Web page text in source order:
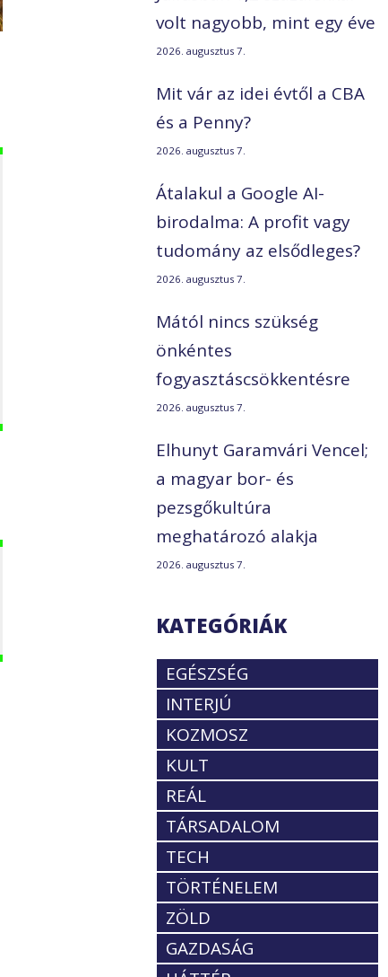
volt nagyobb, mint egy éve
2026. augusztus 7.
Mit vár az idei évtől a CBA
és a Penny?
2026. augusztus 7.
Átalakul a Google AI-
birodalma: A profit vagy
tudomány az elsődleges?
2026. augusztus 7.
Mától nincs szükség
önkéntes
fogyasztáscsökkentésre
2026. augusztus 7.
Elhunyt Garamvári Vencel;
a magyar bor- és
pezsgőkultúra
meghatározó alakja
2026. augusztus 7.
KATEGÓRIÁK
EGÉSZSÉG
INTERJÚ
KOZMOSZ
KULT
REÁL
TÁRSADALOM
TECH
TÖRTÉNELEM
ZÖLD
GAZDASÁG